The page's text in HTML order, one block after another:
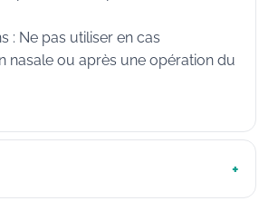
: Ne pas utiliser en cas
nasale ou après une opération du